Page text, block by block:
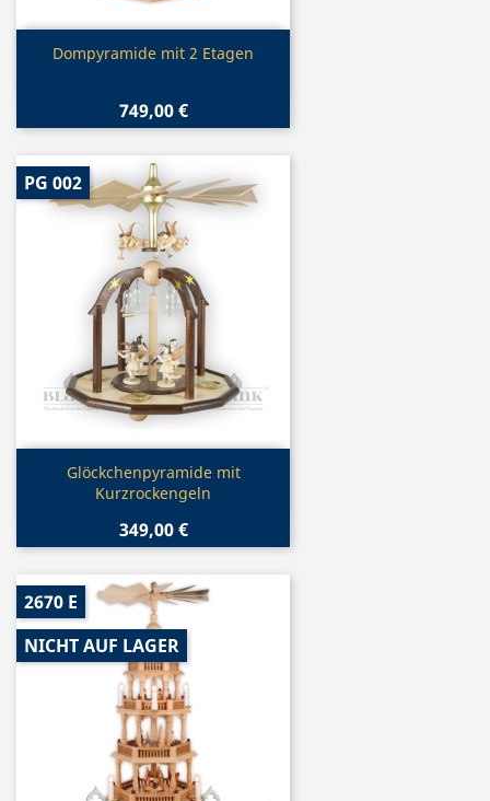
Vorschau
Dompyramide mit 2 Etagen
749,00 €
Vorschau
Glöckchenpyramide mit
Kurzrockengeln
349,00 €
PG 002
2670 E
NICHT AUF LAGER